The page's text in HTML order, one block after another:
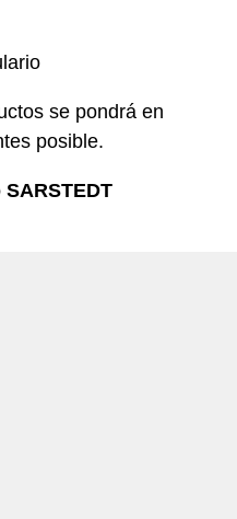
se pondrá en
posible.